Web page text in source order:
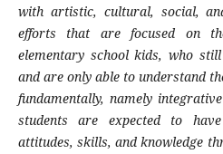
with artistic, cultural, social,
efforts that are focused on
elementary school kids, who
and are only able to understand
fundamentally, namely
students are expected to
attitudes, skills, and knowledge